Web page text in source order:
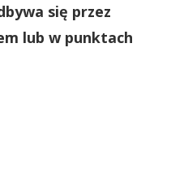
się przez
lub w punktach